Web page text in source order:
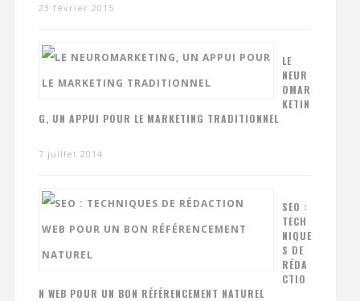
23 février 2015
LE
NEUR
OMAR
KETIN
G, UN APPUI POUR LE MARKETING TRADITIONNEL
7 juillet 2014
SEO :
TECH
NIQUE
S DE
RÉDA
CTIO
N WEB POUR UN BON RÉFÉRENCEMENT NATUREL